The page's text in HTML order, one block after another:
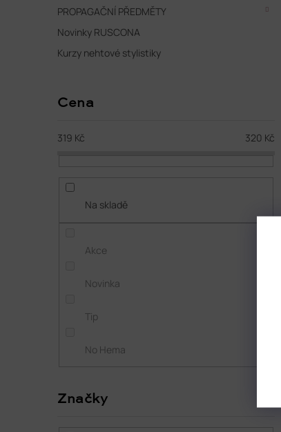
PROPAGAČNÍ PŘEDMĚTY
Novinky RUSCONA
Kurzy nehtové stylistiky
Cena
319 Kč 320 Kč
Na skladě
Akce
Novinka
Tip
No Hema
Značky